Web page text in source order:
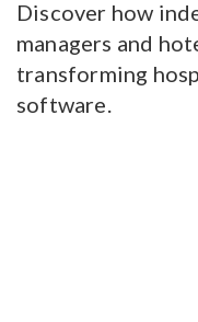
Discover how
managers and
transforming
software.